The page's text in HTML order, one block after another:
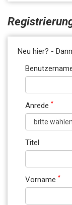
Neu hier? -
Anrede *
Titel
Vorname *